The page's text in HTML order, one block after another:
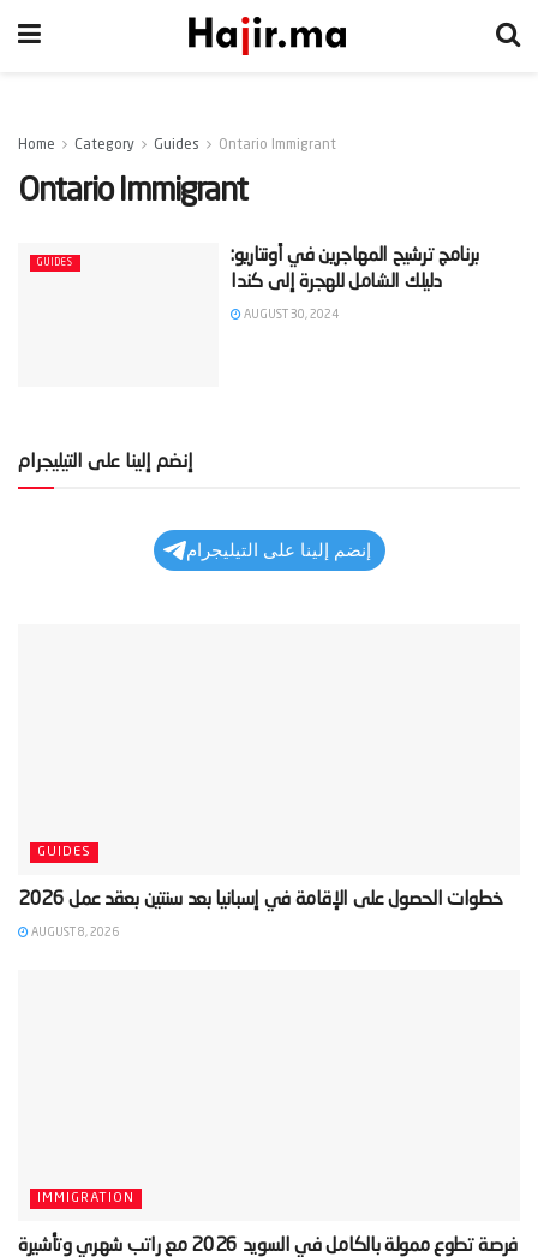
Home Category Guides Ontario Immigrant
Ontario Immigrant
GUIDES
‫برنامج ترشيح المهاجرين في أونتاريو:
دليلك الشامل للهجرة إلى كندا‬
AUGUST 30, 2024
إنضم إلينا على التيليجرام
إنضم إلينا على التيليجرام
GUIDES
‫خطوات الحصول على الإقامة في إسبانيا بعد سنتين بعقد عمل 2026‬
AUGUST 8, 2026
IMMIGRATION
‫فرصة تطوع ممولة بالكامل في السويد 2026 مع راتب شهري وتأشيرة